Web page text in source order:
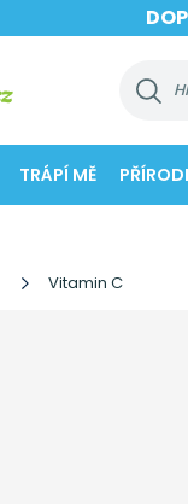
TRÁPÍ MĚ
Vitamin C